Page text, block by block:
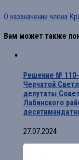
О назаначении члена
Вам может также
Решение № 110-
Черчатой
депутаты
Лабинского
27.07.2024